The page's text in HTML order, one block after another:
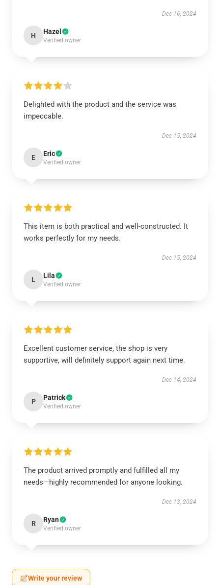
Dec 16, 2024
H Hazel
Verified owner
Delighted with the product and the service was
impeccable.
Dec 15, 2024
E Eric
Verified owner
This item is both practical and well-constructed. It
works perfectly for my needs.
Dec 15, 2024
L Lila
Verified owner
Excellent customer service, the shop is very
supportive, will definitely support again next time.
Dec 14, 2024
P Patrick
Verified owner
The product arrived promptly and fulfilled all my
needs—highly recommended for anyone looking.
Dec 13, 2024
R Ryan
Verified owner
Write your review